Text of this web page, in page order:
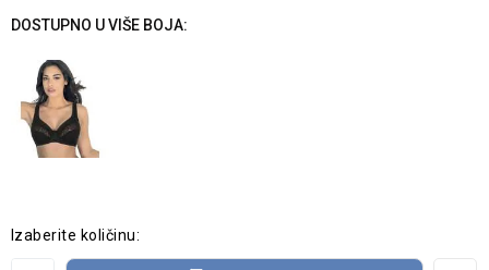
DOSTUPNO U VIŠE BOJA:
Izaberite količinu: